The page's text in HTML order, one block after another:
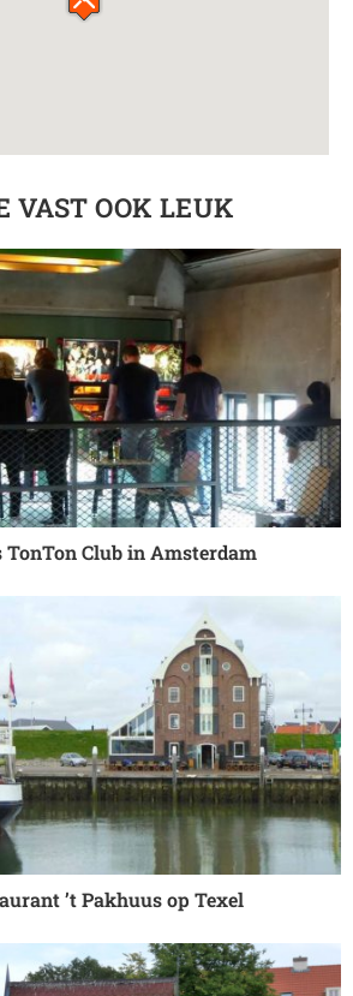
VAST OOK LEUK
Club in Amsterdam
’t Pakhuus op Texel